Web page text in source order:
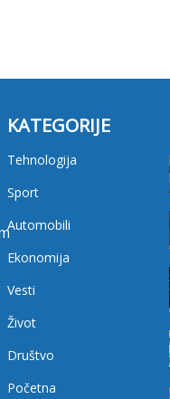
KATEGORIJE
Tehnologija
Sport
Automobili
Ekonomija
Vesti
Život
Društvo
Početna